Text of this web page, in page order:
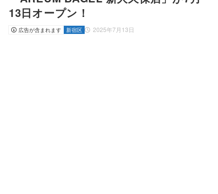
13日オープン！
広告が含まれます 新宿区 2025年7月13日